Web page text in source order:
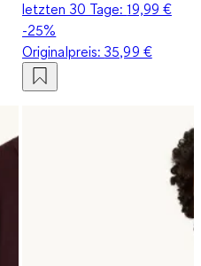
letzten 30 Tage:19,99 €
-25%
Originalpreis:35,99 €